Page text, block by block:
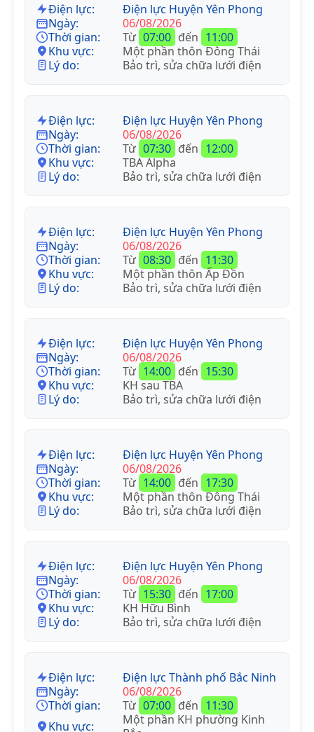
Điện lực:
Điện lực Huyện Yên Phong
Ngày:
06/08/2026
Thời gian:
Từ 07:00 đến 11:00
Khu vực:
Một phần thôn Đông Thái
Lý do:
Bảo trì, sửa chữa lưới điện
Điện lực:
Điện lực Huyện Yên Phong
Ngày:
06/08/2026
Thời gian:
Từ 07:30 đến 12:00
Khu vực:
TBA Alpha
Lý do:
Bảo trì, sửa chữa lưới điện
Điện lực:
Điện lực Huyện Yên Phong
Ngày:
06/08/2026
Thời gian:
Từ 08:30 đến 11:30
Khu vực:
Một phần thôn Ấp Đồn
Lý do:
Bảo trì, sửa chữa lưới điện
Điện lực:
Điện lực Huyện Yên Phong
Ngày:
06/08/2026
Thời gian:
Từ 14:00 đến 15:30
Khu vực:
KH sau TBA
Lý do:
Bảo trì, sửa chữa lưới điện
Điện lực:
Điện lực Huyện Yên Phong
Ngày:
06/08/2026
Thời gian:
Từ 14:00 đến 17:30
Khu vực:
Một phần thôn Đông Thái
Lý do:
Bảo trì, sửa chữa lưới điện
Điện lực:
Điện lực Huyện Yên Phong
Ngày:
06/08/2026
Thời gian:
Từ 15:30 đến 17:00
Khu vực:
KH Hữu Bình
Lý do:
Bảo trì, sửa chữa lưới điện
Điện lực:
Điện lực Thành phố Bắc Ninh
Ngày:
06/08/2026
Thời gian:
Từ 07:00 đến 11:30
Khu vực:
Một phần KH phường Kinh